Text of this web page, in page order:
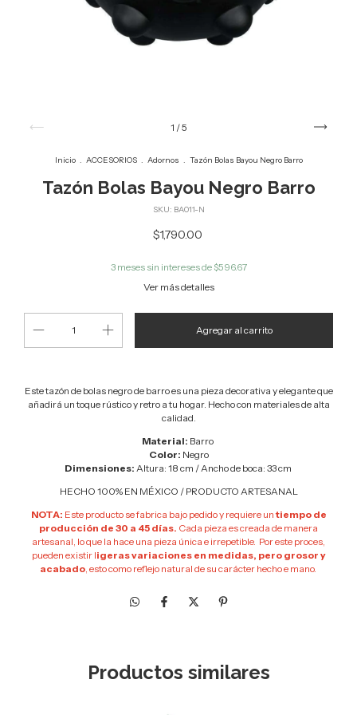
1 /5
Inicio . ACCESORIOS . Adornos . Tazón Bolas Bayou Negro Barro
Tazón Bolas Bayou Negro Barro
SKU: BA011-N
$1,790.00
3 meses sin intereses de $596.67
Ver más detalles
Este tazón de bolas negro de barro es una pieza decorativa y elegante que
añadirá un toque rústico y retro a tu hogar. Hecho con materiales de alta
calidad.
Material: Barro
Color: Negro
Dimensiones: Altura: 18 cm / Ancho de boca: 33 cm
HECHO 100% EN MÉXICO / PRODUCTO ARTESANAL
NOTA: Este producto se fabrica bajo pedido y requiere untiempo de
producción de 30 a 45 días. Cada pieza es creada de manera
artesanal, lo que la hace una pieza única e irrepetible. Por este proces,
pueden existir ligeras variaciones en medidas, pero grosor y
acabado, esto como reflejo natural de su carácter hecho e mano.
Productos similares